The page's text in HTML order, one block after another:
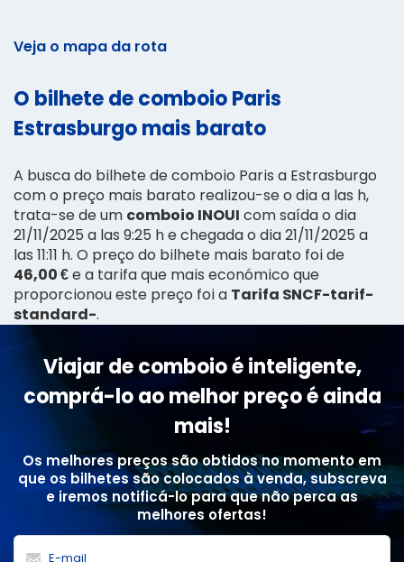
Veja o mapa da rota
O bilhete de comboio Paris
Estrasburgo mais barato
A busca do bilhete de comboio Paris a Estrasburgo
com o preço mais barato realizou-se o dia a las h,
trata-se de um comboio INOUI com saída o dia
21/11/2025 a las 9:25 h e chegada o dia 21/11/2025 a
las 11:11 h. O preço do bilhete mais barato foi de
46,00 €e a tarifa que mais económico que
proporcionou este preço foi a Tarifa SNCF-tarif-
standard-.
Viajar de comboio é inteligente,
comprá-lo ao melhor preço é ainda
mais!
Os melhores preços são obtidos no momento em
que os bilhetes são colocados à venda, subscreva
e iremos notificá-lo para que não perca as
melhores ofertas!